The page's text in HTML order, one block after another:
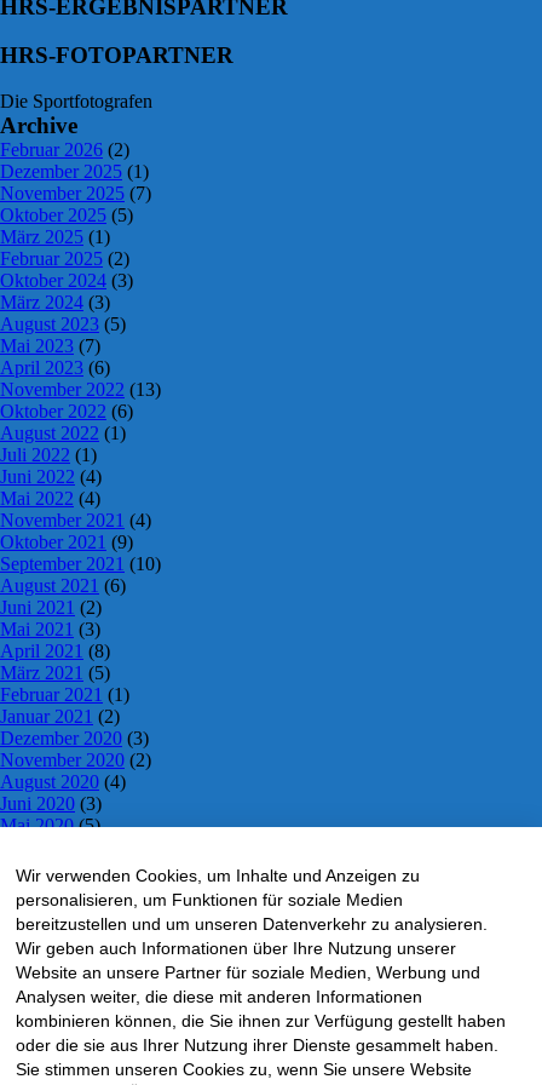
HRS-ERGEBNISPARTNER
HRS-FOTOPARTNER
Die Sportfotografen
Archive
Februar 2026 (2)
Dezember 2025 (1)
November 2025 (7)
Oktober 2025 (5)
März 2025 (1)
Februar 2025 (2)
Oktober 2024 (3)
März 2024 (3)
August 2023 (5)
Mai 2023 (7)
April 2023 (6)
November 2022 (13)
Oktober 2022 (6)
August 2022 (1)
Juli 2022 (1)
Juni 2022 (4)
Mai 2022 (4)
November 2021 (4)
Oktober 2021 (9)
September 2021 (10)
August 2021 (6)
Juni 2021 (2)
Mai 2021 (3)
April 2021 (8)
März 2021 (5)
Februar 2021 (1)
Januar 2021 (2)
Dezember 2020 (3)
November 2020 (2)
August 2020 (4)
Juni 2020 (3)
Mai 2020(5)
März 2020(3)
Dezember 2019
Juli 2019(2)
Juni 2019(2)
Mai 2019(5)
April 2019(5)
März 2019(1)
November 2018(10)
Oktober 2018 (5)
September 2018(1)
Wir verwenden Cookies, um Inhalte und Anzeigen zu
personalisieren, um Funktionen für soziale Medien
bereitzustellen und um unseren Datenverkehr zu analysieren.
Wir geben auch Informationen über Ihre Nutzung unserer
Website an unsere Partner für soziale Medien, Werbung und
Analysen weiter, die diese mit anderen Informationen
kombinieren können, die Sie ihnen zur Verfügung gestellt haben
oder die sie aus Ihrer Nutzung ihrer Dienste gesammelt haben.
Sie stimmen unseren Cookies zu, wenn Sie unsere Website